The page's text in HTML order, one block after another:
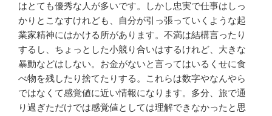
はとても優秀な人が多いです。しかし忠実で仕事はしっ
かりとこなすけれども、自分が引っ張っていくような起
業家精神にはかける所があります。不満は結構言ったり
するし、ちょっとした小競り合いはするけれど、大きな
暴動などはしない。お金がないと言ってはいるくせに食
べ物を残したり捨てたりする。これらは数字やなんやら
ではなくて感覚値に近い情報になります。多分、旅で通
り過ぎただけでは感覚値としては理解できなかったと思